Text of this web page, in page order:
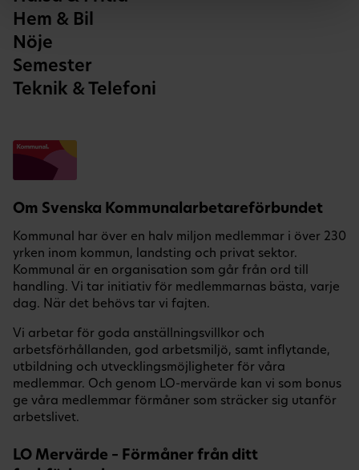
Hem & Bil
Nöje
Semester
Teknik & Telefoni
Om Svenska Kommunalarbetareförbundet
Kommunal har över en halv miljon medlemmar i över 230
yrken inom kommun, landsting och privat sektor.
Kommunal är en organisation som går från ord till
handling. Vi tar initiativ för medlemmarnas bästa, varje
dag. När det behövs tar vi fajten.
Vi arbetar för goda anställningsvillkor och
arbetsförhållanden, god arbetsmiljö, samt inflytande,
utbildning och utvecklingsmöjligheter för våra
medlemmar. Och genom LO-mervärde kan vi som bonus
ge våra medlemmar förmåner som sträcker sig utanför
arbetslivet.
LO Mervärde – Förmåner från ditt